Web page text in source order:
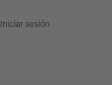
Iniciar sesión